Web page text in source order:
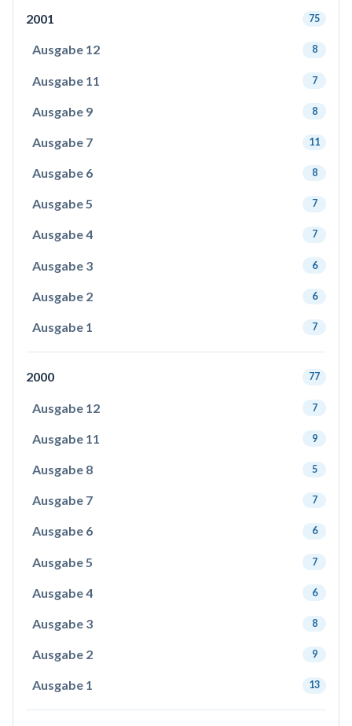
2001 75
Ausgabe 12 8
Ausgabe 11 7
Ausgabe 9 8
Ausgabe 7 11
Ausgabe 6 8
Ausgabe 5 7
Ausgabe 4 7
Ausgabe 3 6
Ausgabe 2 6
Ausgabe 1 7
2000 77
Ausgabe 12 7
Ausgabe 11 9
Ausgabe 8 5
Ausgabe 7 7
Ausgabe 6 6
Ausgabe 5 7
Ausgabe 4 6
Ausgabe 3 8
Ausgabe 2 9
Ausgabe 1 13